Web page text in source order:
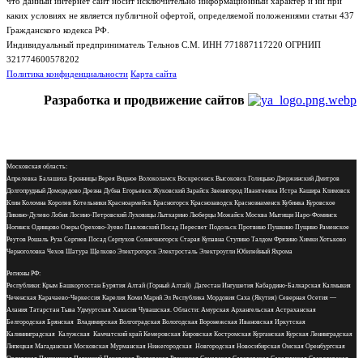
каких условиях не является публичной офертой, определяемой положениями статьи 437
Гражданского кодекса РФ.
Индивидуальный предприниматель Тельнов С.М. ИНН 771887117220 ОГРНИП
321774600578202
Политика конфиденциальности Карта сайта
Разработка и продвижение сайтов
Московская область:
Апрелевка Балашиха Бронницы Верея Видное Волоколамск Воскресенск Высоковск Голицыно Дзержинский Дмитров
Долгопрудный Домодедово Дрезна Дубна Егорьевск Жуковский Зарайск Звенигород Ивантеевка Истра Кашира Климовск
Клин Коломна Королев Котельники Красноармейск Красногорск Краснозаводск Краснознаменск Кубинка Куровское
Ликино-Дулево Лобня Лосино-Петровский Луховицы Лыткарино Люберцы Можайск Москва Мытищи Наро-Фоминск
Ногинск Одинцово Озеры Орехово-Зуево Павловский Посад Пересвет Подольск Протвино Пушкино Пущино Раменское
Реутов Рошаль Руза Сергиев Посад Серпухов Солнечногорск Старая Купавна Ступино Талдом Фрязино Химки Хотьково
Черноголовка Чехов Шатура Щелково Электрогорск Электросталь Электроугли Юбилейный Яхрома
Регионы РФ:
Республики: Крым Башкортостан Бурятия Алтай (Горный Алтай) Дагестан Ингушетия Кабардино-Балкарская Калмыкия
Чеченская Карачаево-Черкессия Карелия Коми Марий Эл Республика Мордовия Саха (Якутия) Северная Осетия —
Алания Татарстан Тыва Удмуртская Хакасия Чувашская. Области: Амурская Архангельская Астраханская
Белгородская Брянская Владимирская Волгоградская Вологодская Воронежская Ивановская Иркутская
Калининградская Калужская Камчатский край Кемеровская Кировская Костромская Курганская Курская Ленинградская
Липецкая Магаданская Московская Мурманская Нижегородская Новгородская Новосибирская Омская Оренбургская